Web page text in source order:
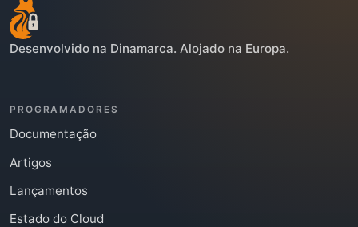
Desenvolvido na Dinamarca. Alojado na Europa.
PROGRAMADORES
Documentação
Artigos
Lançamentos
Estado do Cloud